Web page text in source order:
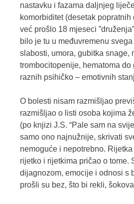
nastavku i fazama daljnjeg
komorbiditet (desetak
već prošlo 18 mjeseci
bilo je tu u međuvremenu
slabosti, umora, gubitka snage,
trombocitopenije, hematoma do
raznih psihičko – emotivnih
O bolesti nisam razmišljao
razmišljao o listi osoba kojima
(po knjizi J.S. “Pale sam na
samo ono najnužnije, skrivati
nemoguće i nepotrebno.
rijetko i rijetkima pričao o tome.
dijagnozom, emocije i odnosi s
prošli su bez, što bi rekli,